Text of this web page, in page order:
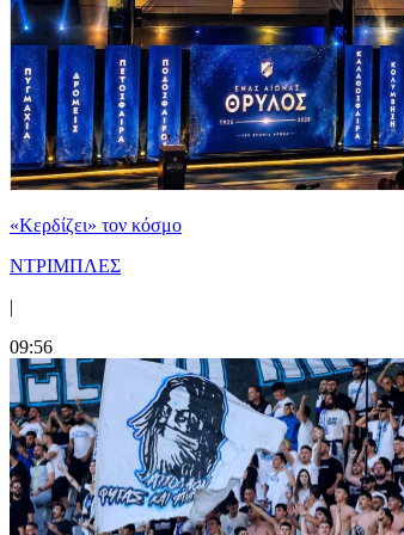
«Κερδίζει» τον κόσμο
ΝΤΡΙΜΠΛΕΣ
|
09:56